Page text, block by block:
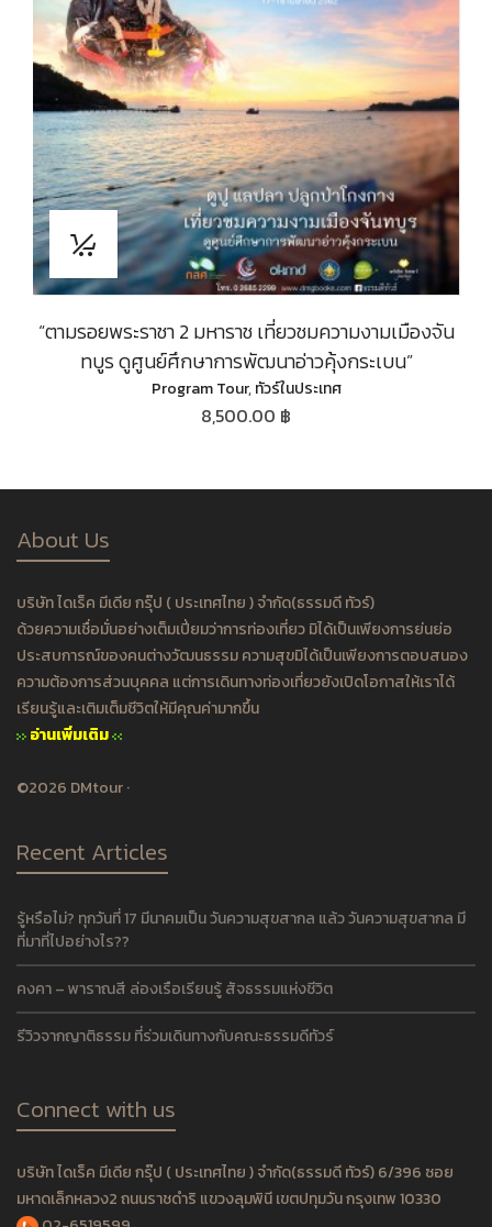
“ตามรอยพระราชา 2 มหาราช เที่ยวชมความงามเมืองจัน
ทบูร ดูศูนย์ศึกษาการพัฒนาอ่าวคุ้งกระเบน”
Program Tour,ทัวร์ในประเทศ
8,500.00 ฿
About Us
บริษัท ไดเร็ค มีเดีย กรุ๊ป ( ประเทศไทย ) จำกัด(ธรรมดี ทัวร์)
ด้วยความเชื่อมั่นอย่างเต็มเปี่ยมว่าการท่องเที่ยว มิได้เป็นเพียงการย่นย่อ
ประสบการณ์ของคนต่างวัฒนธรรม ความสุขมิได้เป็นเพียงการตอบสนอง
ความต้องการส่วนบุคคล แต่การเดินทางท่องเที่ยวยังเปิดโอกาสให้เราได้
เรียนรู้และเติมเต็มชีวิตให้มีคุณค่ามากขึ้น
อ่านเพิ่มเติม
©2026 DMtour ·
Recent Articles
รู้หรือไม่? ทุกวันที่ 17 มีนาคมเป็น วันความสุขสากล แล้ว วันความสุขสากล มี
ที่มาที่ไปอย่างไร??
คงคา – พาราณสี ล่องเรือเรียนรู้ สัจธรรมแห่งชีวิต
รีวิวจากญาติธรรม ที่ร่วมเดินทางกับคณะธรรมดีทัวร์
Connect with us
บริษัท ไดเร็ค มีเดีย กรุ๊ป ( ประเทศไทย ) จำกัด(ธรรมดี ทัวร์) 6/396 ซอย
มหาดเล็กหลวง2 ถนนราชดำริ แขวงลุมพินี เขตปทุมวัน กรุงเทพ 10330